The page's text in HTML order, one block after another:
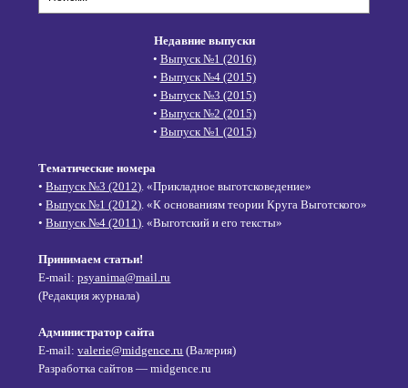
Недавние выпуски
• Выпуск №1 (2016)
• Выпуск №4 (2015)
• Выпуск №3 (2015)
• Выпуск №2 (2015)
• Выпуск №1 (2015)
Тематические номера
•Выпуск №3 (2012) . «Прикладное выготсковедение»
•Выпуск №1 (2012) . «К основаниям теории Круга Выготского»
•Выпуск №4 (2011) . «Выготский и его тексты»
Принимаем статьи!
E-mail:psyanima@mail.ru
(Редакция журнала)
Администратор сайта
E-mail:valerie@midgence.ru (Валерия)
Разработка сайтов — midgence.ru